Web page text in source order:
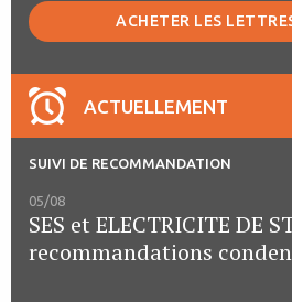
ACHETER LES
ACTUELLEMENT
SUIVI DE RECOMMANDATION
05/08
SES et ELECTRICITE DE
recommandations